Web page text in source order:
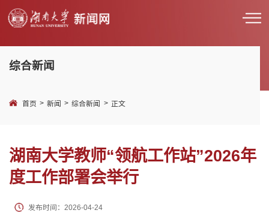
综合新闻
首页 > 新闻 > 综合新闻 > 正文
湖南大学教师“领航工作站”2026年
度工作部署会举行
发布时间：2026-04-24